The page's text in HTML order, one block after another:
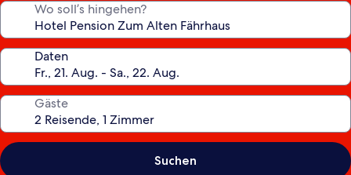
Wo soll’s hingehen?
Daten
Gäste
Suchen